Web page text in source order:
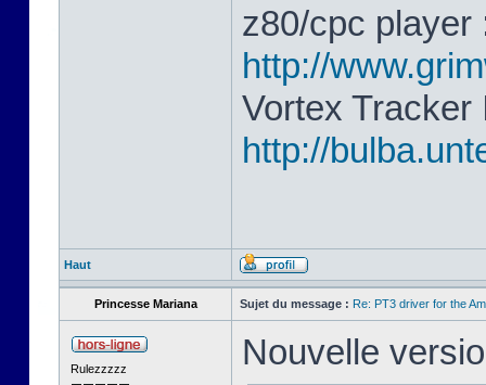
z80/cpc player
http://
Vortex Tracker
http://
Haut
Princesse Mariana Sujet du message : Re: PT3 driver for the
Rulezzzzz Nouvelle